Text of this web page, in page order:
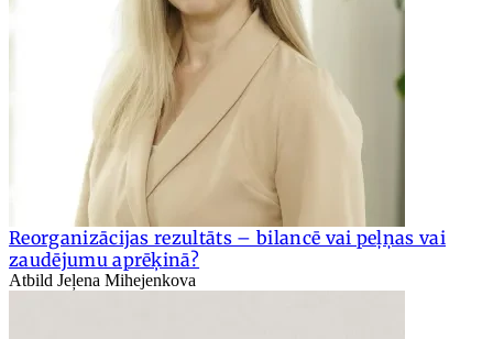
Reorganizācijas rezultāts – bilancē vai peļņas vai
zaudējumu aprēķinā?
Atbild Jeļena Mihejenkova